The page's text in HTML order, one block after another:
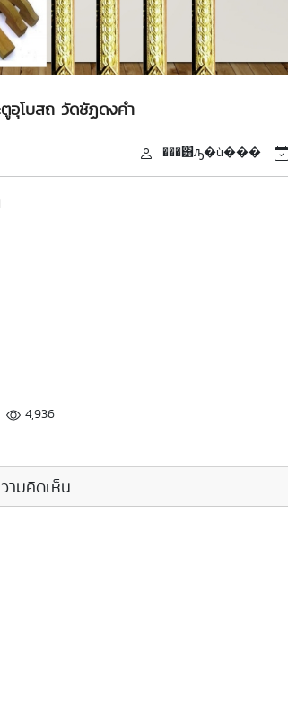
ตูอุโบสถ วัดชัฏดงคำ
���͸ԡ�ù���
4,936
ามคิดเห็น